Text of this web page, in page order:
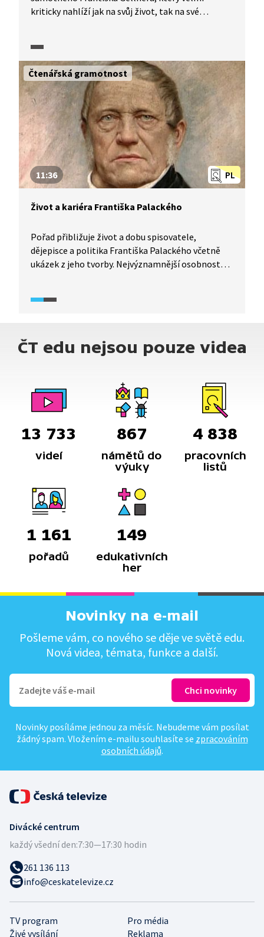
kriticky nahlíží jak na svůj život, tak na své
Čtenářská gramotnost
PL
11:36
Život a kariéra Františka Palackého
Pořad přibližuje život a dobu spisovatele,
dějepisce a politika Františka Palackého včetně
ukázek z jeho tvorby. Nejvýznamnější osobnost
Jaká byla jeho životní, profesní a myšlenková
ČT edu nejsou pouze videa
13 733
videí
867
námětů do
výuky
4 838
pracovních
listů
1 161
pořadů
149
edukativních
her
Novinky na e-mail
Pošleme vám, co nového se děje ve světě edu.
Nová videa, témata, funkce a další.
Novinky posíláme jednou za měsíc. Nebudeme vám posílat
žádný spam. Vložením e-mailu souhlasíte se zpracováním
osobních údajů.